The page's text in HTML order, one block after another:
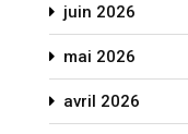
juin 2026
mai 2026
avril 2026